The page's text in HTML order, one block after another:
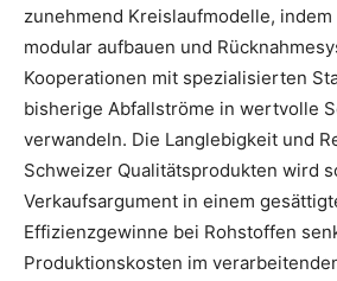
zunehmend Kreislaufmodelle,
modular aufbauen und
Kooperationen mit spezialisierten
bisherige Abfallströme in wertvolle
verwandeln. Die Langlebigkeit und
Schweizer Qualitätsprodukten wird
Verkaufsargument in einem
Effizienzgewinne bei Rohstoffen
Produktionskosten im